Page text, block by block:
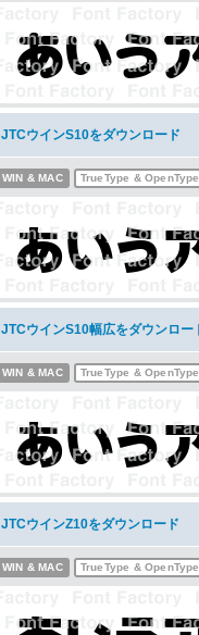
JTCウインS10をダウンロード
WIN & MAC TrueType & OpenType
JTCウインS10幅広をダウンロー
WIN & MAC TrueType & OpenType
JTCウインZ10をダウンロード
WIN & MAC TrueType & OpenType